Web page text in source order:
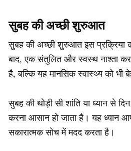
सुबह की अच्छी शुरुआत
सुबह की अच्छी शुरुआत इस प्रक्रिया
बाद, एक संतुलित और स्वस्थ नाश्ता
है, बल्कि यह मानसिक स्वास्थ्य को भी
सुबह की थोड़ी सी शांति या ध्यान से
करना आसान हो जाता है। यह ध्यान
सकारात्मक सोच में मदद करता है।